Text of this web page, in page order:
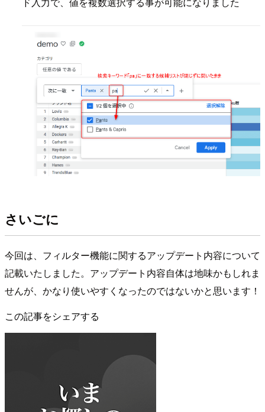
さいごに
今回は、フィルター機能に関するアップデート内容について
記載いたしました。アップデート内容自体は地味かもしれま
せんが、かなり使いやすくなったのではないかと思います！
この記事をシェアする